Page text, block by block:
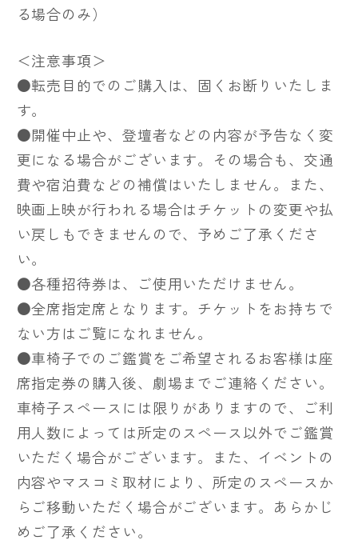
る場合のみ）
＜注意事項＞
●転売目的でのご購入は、固くお断りいたしま
す。
●開催中止や、登壇者などの内容が予告なく変
更になる場合がございます。その場合も、交通
費や宿泊費などの補償はいたしません。また、
映画上映が行われる場合はチケットの変更や払
い戻しもできませんので、予めご了承くださ
い。
●各種招待券は、ご使用いただけません。
●全席指定席となります。チケットをお持ちで
ない方はご覧になれません。
●車椅子でのご鑑賞をご希望されるお客様は座
席指定券の購入後、劇場までご連絡ください。
車椅子スペースには限りがありますので、ご利
用人数によっては所定のスペース以外でご鑑賞
いただく場合がございます。また、イベントの
内容やマスコミ取材により、所定のスペースか
らご移動いただく場合がございます。あらかじ
めご了承ください。